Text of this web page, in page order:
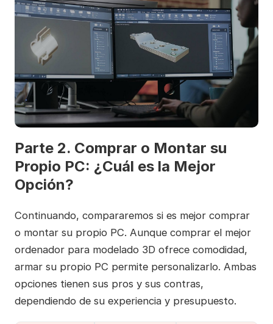
Parte 2. Comprar o Montar su
Propio PC: ¿Cuál es la Mejor
Opción?
Continuando, compararemos si es mejor comprar
o montar su propio PC. Aunque comprar el mejor
ordenador para modelado 3D ofrece comodidad,
armar su propio PC permite personalizarlo. Ambas
opciones tienen sus pros y sus contras,
dependiendo de su experiencia y presupuesto.